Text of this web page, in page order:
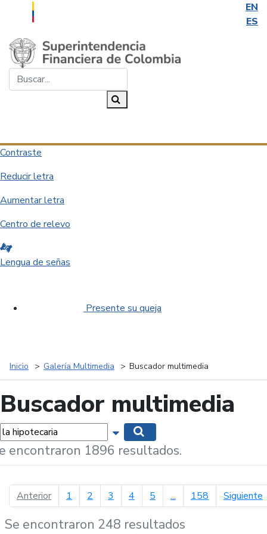
EN
ES
Saltar al contenido principal
Contraste
Reducir letra
Aumentar letra
Centro de relevo
Lengua de señas
Presente su queja
Inicio Galería Multimedia Buscador multimedia
Buscador multimedia
Mostrar opciones de búsqueda
encontraron 1896 resultados.
Anteriorpágina anterior
1 2 3 4 5 ... 158 Siguiente
Se encontraron 248 resultados